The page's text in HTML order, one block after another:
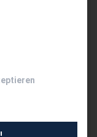
Inning a. A.
für die eine